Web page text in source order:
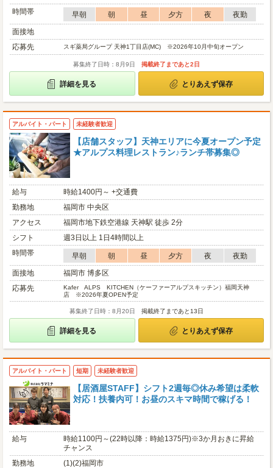
時間帯
早朝 朝 昼 夕方 夜
夜勤
面接地
応募先
スギ薬局グループ 天神1丁目店(MC) ※2026年10月中旬オープン
募集終了日時：8月9日 掲載終了まであと2日
詳細を見る とりあえず保存
アルバイト・パート 未経験者歓迎
【店舗スタッフ】天神エリアに今夏オープン予定
★アルプス料理レストラン♪ランチ帯募集◎
給与
時給1400円～ +交通費
勤務地
福岡市 中央区
アクセス
福岡市地下鉄空港線 天神駅 徒歩 2分
シフト
週3日以上 1日4時間以上
時間帯
早朝 朝 昼 夕方 夜
夜勤
面接地
福岡市 博多区
応募先
Kafer ALPS KITCHEN（ケーファーアルプスキッチン）福岡天神
店 ※2026年夏OPEN予定
募集終了日時：8月20日 掲載終了まであと13日
詳細を見る とりあえず保存
アルバイト・パート 短期 未経験者歓迎
【居酒屋STAFF】シフト2週毎◎休み希望は柔軟
対応！扶養内可！お昼のスキマ時間で稼げる！
給与
時給1100円～(22時以降：時給1375円)※3か月おきに昇給
チャンス
勤務地
(1)(2)福岡市